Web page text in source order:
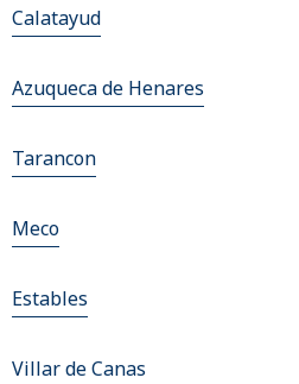
Calatayud
Azuqueca de Henares
Tarancon
Meco
Estables
Villar de Canas